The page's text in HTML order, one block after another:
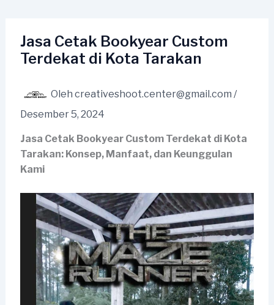
kontenJasa Cetak Bookyear Custom
Terdekat di Kota Tarakan
Oleh creativeshoot.center@gmail.com /
Desember 5, 2024
Jasa Cetak Bookyear Custom Terdekat di Kota
Tarakan: Konsep, Manfaat, dan Keunggulan
Kami